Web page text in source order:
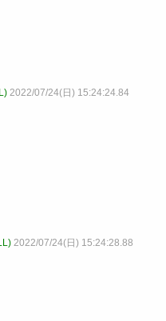
2022/07/24(日) 15:24:24.84
2022/07/24(日) 15:24:28.88